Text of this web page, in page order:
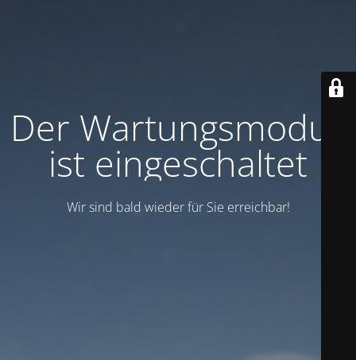
Der Wartungsmodus
ist eingeschaltet
Wir sind bald wieder für Sie erreichbar!